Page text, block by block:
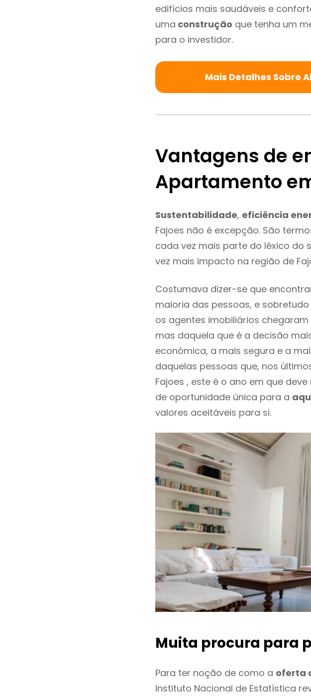
edifícios mais saudáveis e
uma construção que tenha um
para o investidor.
Mais Detalhes Sobre
Vantagens de
Apartamento
Sustentabilidade, eficiência
Fajoes não é excepção. São
cada vez mais parte do léxico do
vez mais impacto na região de
Costumava dizer-se que
maioria das pessoas, e
os agentes imobiliários
mas daquela que é a decisão
económica, a mais segura e a
daquelas pessoas que, nos
Fajoes , este é o ano em que
de oportunidade única para a
valores aceitáveis para si.
Muita procura para
Para ter noção de como a oferta
Instituto Nacional de Estatística